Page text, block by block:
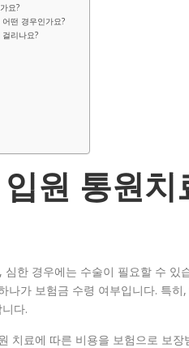
요?
떤 경우인가요?
리나요?
원 통원
한 경우에는 수술이 필요할 수 있
나가 보험금 수령 여부입니다. 특
다.
치료에 따른 비용을 보험으로 보